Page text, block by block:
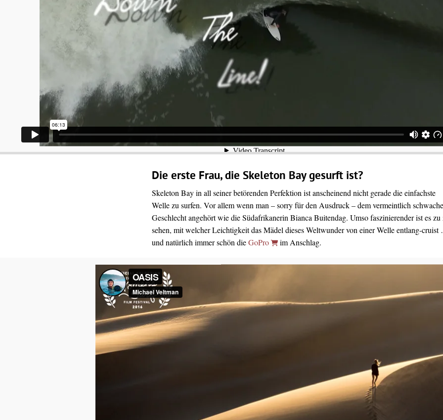
Die erste Frau, die Skeleton Bay gesurft ist?
Skeleton Bay in all seiner betörenden Perfektion ist anscheinend nicht gerade die einfachste
Welle zu surfen. Vor allem wenn man – sorry für den Ausdruck – dem vermeintlich
Geschlecht angehört wie die Südafrikanerin Bianca Buitendag. Umso faszinierender ist es zu
sehen, mit welcher Leichtigkeit das Mädel dieses Weltwunder von einer Welle entlang-
und natürlich immer schön dieGoPro im Anschlag.